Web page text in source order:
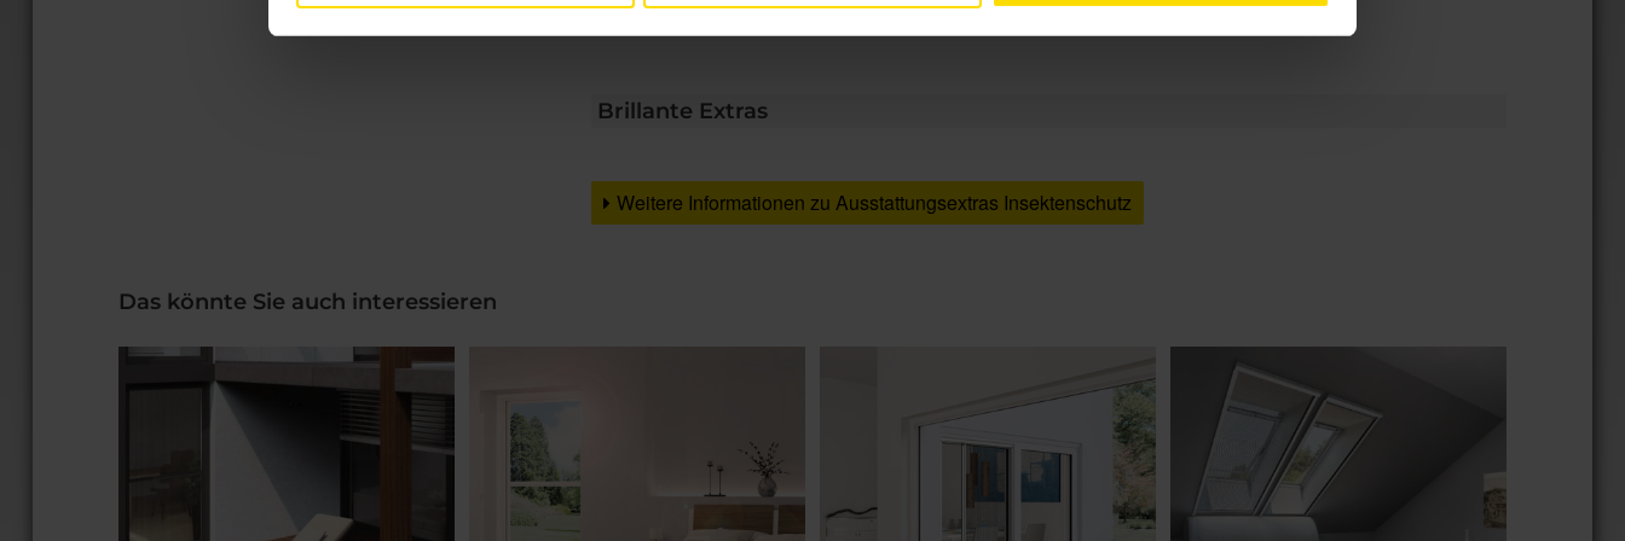
Brillante Extras
Weitere Informationen zu Ausstattungsextras Insektenschutz
Das könnte Sie auch interessieren